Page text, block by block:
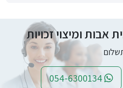
ומיצוי זכויות